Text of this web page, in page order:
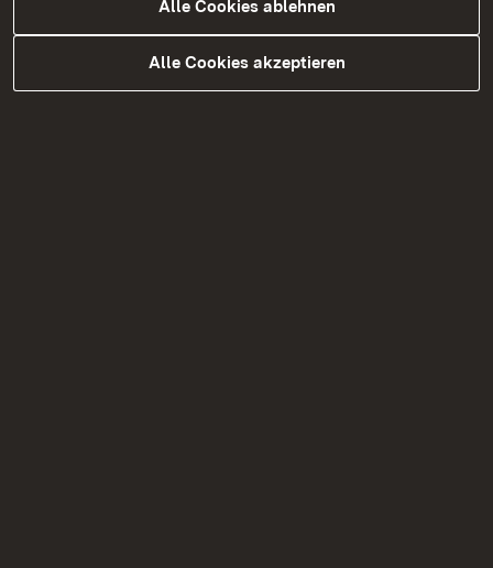
Alle Cookies ablehnen
Alle Cookies akzeptieren